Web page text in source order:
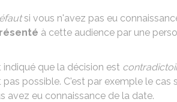
si vous n'avez pas eu
à cette audience par une
indiqué que la décision est
possible. C'est par exemple le cas
avez eu connaissance de la date.